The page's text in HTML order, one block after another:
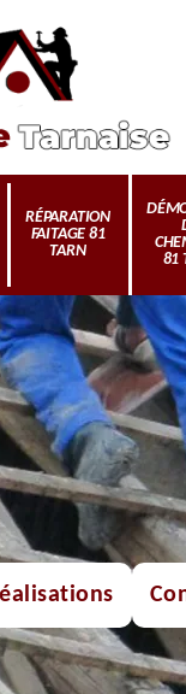
RÉPARATION
FAITAGE 81
TARN
81